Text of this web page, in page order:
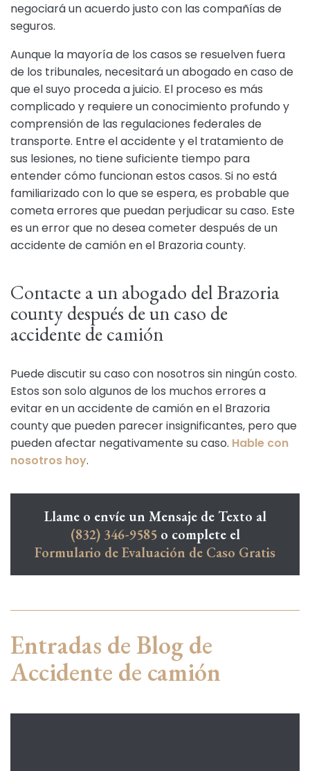
negociará un acuerdo justo con las compañías de
seguros.
Aunque la mayoría de los casos se resuelven fuera
de los tribunales, necesitará un abogado en caso de
que el suyo proceda a juicio. El proceso es más
complicado y requiere un conocimiento profundo y
comprensión de las regulaciones federales de
transporte. Entre el accidente y el tratamiento de
sus lesiones, no tiene suficiente tiempo para
entender cómo funcionan estos casos. Si no está
familiarizado con lo que se espera, es probable que
cometa errores que puedan perjudicar su caso. Este
es un error que no desea cometer después de un
accidente de camión en el Brazoria county.
Contacte a un abogado del Brazoria
county después de un caso de
accidente de camión
Puede discutir su caso con nosotros sin ningún costo.
Estos son solo algunos de los muchos errores a
evitar en un accidente de camión en el Brazoria
county que pueden parecer insignificantes, pero que
pueden afectar negativamente su caso. Hable con
nosotros hoy.
Llame o envíe un Mensaje de Texto al
(832) 346-9585o complete el
Formulario de Evaluación de Caso Gratis
Entradas de Blog de
Accidente de camión